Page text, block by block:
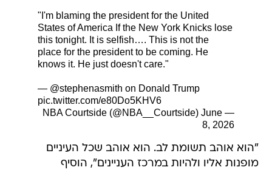
"I'm blaming the president for the United
States of America If the New York Knicks lose
this tonight. It is selfish…. This is not the
place for the president to be coming. He
knows it. He just doesn't care."
— @stephenasmith on Donald Trump
pic.twitter.com/e80Do5KHV6
— NBA Courtside (@NBA__Courtside)
June
8, 2026
"הוא אוהב תשומת לב. הוא אוהב שכל העיניים
מופנות אליו ולהיות במרכז העניינים", הוסיף